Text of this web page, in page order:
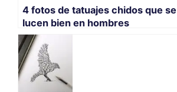
4 fotos de tatuajes chidos que se
lucen bien en hombres